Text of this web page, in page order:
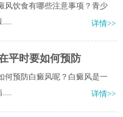
风饮食有哪些注意事项？青少
详情>>
平时要如何预防
何预防白癜风呢？白癜风是一
详情>>